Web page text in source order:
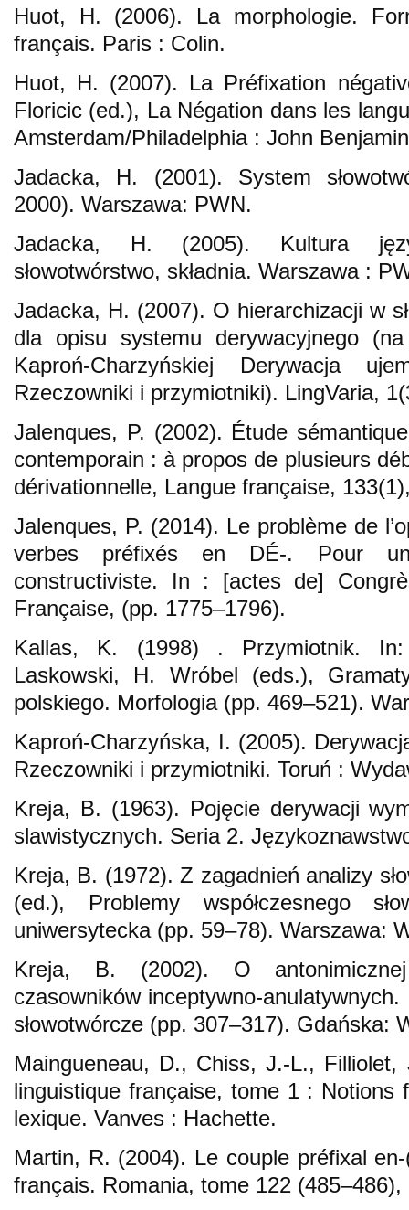
Huot, H. (2006). La morphologie.
français. Paris : Colin.
Huot, H. (2007). La Préfixation
Floricic (ed.), La Négation dans les
Amsterdam/Philadelphia : John
Jadacka, H. (2001). System
2000). Warszawa: PWN.
Jadacka, H. (2005). Kultura
słowotwórstwo, składnia. Warszawa :
Jadacka, H. (2007). O hierarchizacji w
dla opisu systemu derywacyjnego
Kaproń-Charzyńskiej Derywacja
Rzeczowniki i przymiotniki). LingVaria,
Jalenques, P. (2002). Étude
contemporain : à propos de plusieurs
dérivationnelle, Langue française,
Jalenques, P. (2014). Le problème de
verbes préfixés en DÉ-. Pour
constructiviste. In : [actes de]
Française, (pp. 1775–1796).
Kallas, K. (1998) . Przymiotnik.
Laskowski, H. Wróbel (eds.),
polskiego. Morfologia (pp. 469–521).
Kaproń-Charzyńska, I. (2005).
Rzeczowniki i przymiotniki. Toruń :
Kreja, B. (1963). Pojęcie derywacji
slawistycznych. Seria 2.
Kreja, B. (1972). Z zagadnień analizy
(ed.), Problemy współczesnego
uniwersytecka (pp. 59–78). Warszawa:
Kreja, B. (2002). O antonimicznej
czasowników inceptywno-
słowotwórcze (pp. 307–317). Gdańska:
Maingueneau, D., Chiss, J.-L.,
linguistique française, tome 1 : Notions
lexique. Vanves : Hachette.
Martin, R. (2004). Le couple préfixal
français. Romania, tome 122 (485–486),